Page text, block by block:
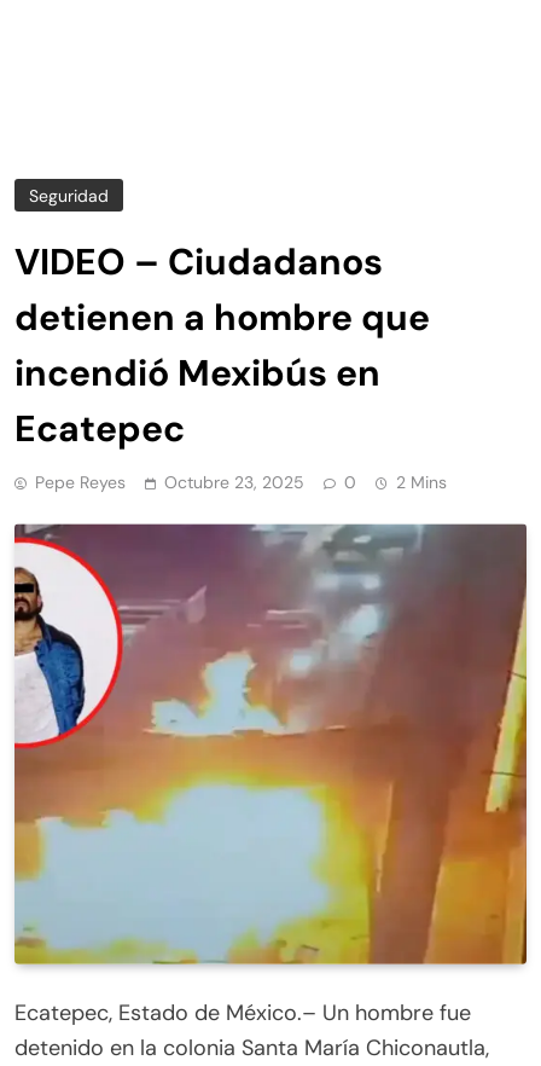
Seguridad
VIDEO – Ciudadanos
detienen a hombre que
incendió Mexibús en
Ecatepec
Pepe Reyes Octubre 23, 2025 0 2 Mins
Ecatepec, Estado de México.– Un hombre fue
detenido en la colonia Santa María Chiconautla,